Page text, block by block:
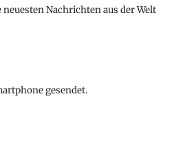
Nachrichten aus der Welt
gesendet.